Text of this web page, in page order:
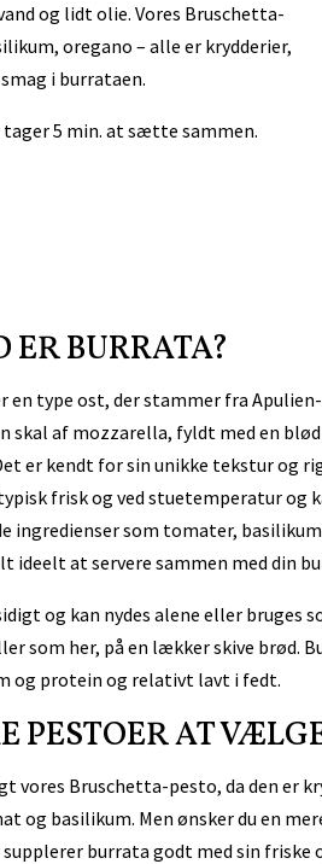
og lidt olie. Vores Bruschetta-
oregano – alle er krydderier,
i burrataen.
tager 5 min. at sætte sammen.
ER BURRATA?
en type ost, der stammer fra
skal af mozzarella, fyldt med en
er kendt for sin unikke tekstur og
frisk og ved stuetemperatur og
ingredienser som tomater,
ideelt at servere sammen med din
og kan nydes alene eller bruges
som her, på en lækker skive brød.
og protein og relativt lavt i fedt.
PESTOER AT
vores Bruschetta-pesto, da den er
og basilikum. Men ønsker du en
burrata godt med sin friske